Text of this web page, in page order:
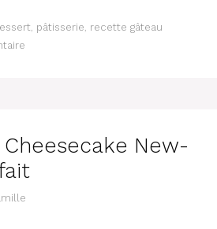
, pâtisserie, recette gâteau
New-